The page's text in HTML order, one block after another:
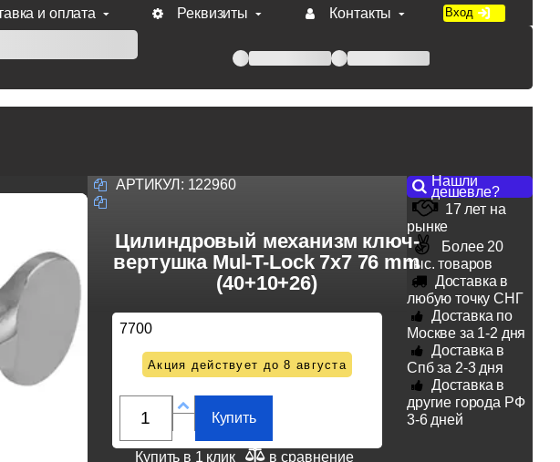
и оплата Реквизиты Контакты Вход
Melodia, Forme при оплате по счету.
АРТИКУЛ: 122960
Цилиндровый механизм ключ-
вертушка Mul-T-Lock 7x7 76 mm
(40+10+26)
7700
Акция действует до 8 августа
Купить
Купить в 1 клик в сравнение
Нашли
дешевле?
17 лет на
рынке
Более 20
тыс. товаров
Доставка в
любую точку СНГ
Доставка по
Москве за 1-2 дня
Доставка в
Спб за 2-3 дня
Доставка в
другие города РФ
3-6 дней